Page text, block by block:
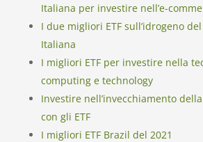
Italiana per investire nell’e-
I due migliori ETF sull’idrogeno
Italiana
I migliori ETF per investire nella
computing e technology
Investire nell’invecchiamento
con gli ETF
I migliori ETF Brazil del 2021